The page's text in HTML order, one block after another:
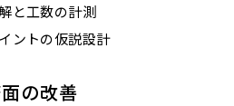
と工数の計測
ントの仮説設計
面の改善